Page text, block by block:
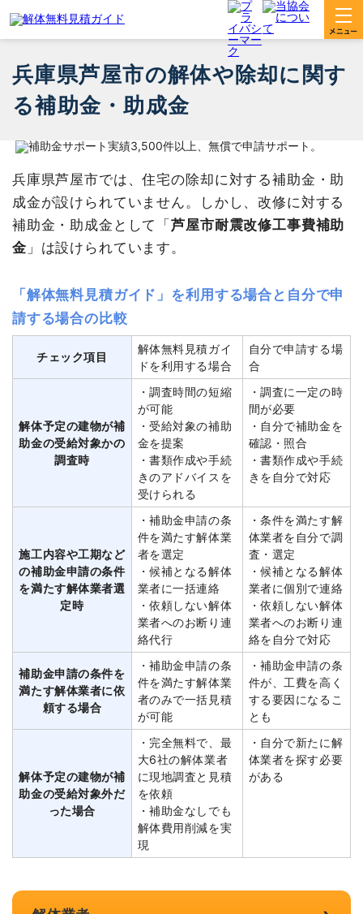
兵庫県芦屋市の解体や除却に関す
る補助金・助成金
兵庫県芦屋市では、住宅の除却に対する補助金・助
成金が設けられていません。しかし、改修に対する
補助金・助成金として「芦屋市耐震改修工事費補助
金 」は設けられています。
「解体無料見積ガイド」を利用する場合と自分で申
請する場合の比較
チェック項目
解体無料見積ガイ
ドを利用する場合
自分で申請する場
合
解体予定の建物が補
助金の受給対象かの
調査時
・調査時間の短縮
が可能
・受給対象の補助
金を提案
・書類作成や手続
きのアドバイスを
受けられる
・調査に一定の時
間が必要
・自分で補助金を
確認・照合
・書類作成や手続
きを自分で対応
施工内容や工期など
の補助金申請の条件
を満たす解体業者選
定時
・補助金申請の条
件を満たす解体業
者を選定
・候補となる解体
業者に一括連絡
・依頼しない解体
業者へのお断り連
絡代行
・条件を満たす解
体業者を自分で調
査・選定
・候補となる解体
業者に個別で連絡
・依頼しない解体
業者へのお断り連
絡を自分で対応
補助金申請の条件を
満たす解体業者に依
頼する場合
・補助金申請の条
件を満たす解体業
者のみで一括見積
が可能
・補助金申請の条
件が、工費を高く
する要因になるこ
とも
解体予定の建物が補
助金の受給対象外だ
った場合
・完全無料で、最
大6社の解体業者
に現地調査と見積
を依頼
・補助金なしでも
解体費用削減を実
現
・自分で新たに解
体業者を探す必要
がある